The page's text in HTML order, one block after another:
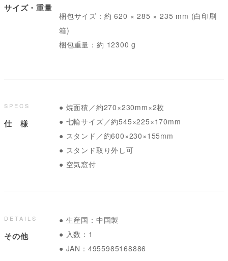
サイズ・重量
梱包サイズ：約 620 × 285 × 235 mm (白印刷
箱)
梱包重量：約 12300 g
SPECS
仕 様
● 焼面積／約270×230mm×2枚
● 七輪サイズ／約545×225×170mm
● スタンド／約600×230×155mm
● スタンド取り外し可
● 空気窓付
DETAILS
その他
● 生産国：中国製
● 入数：1
● JAN：4955985168886